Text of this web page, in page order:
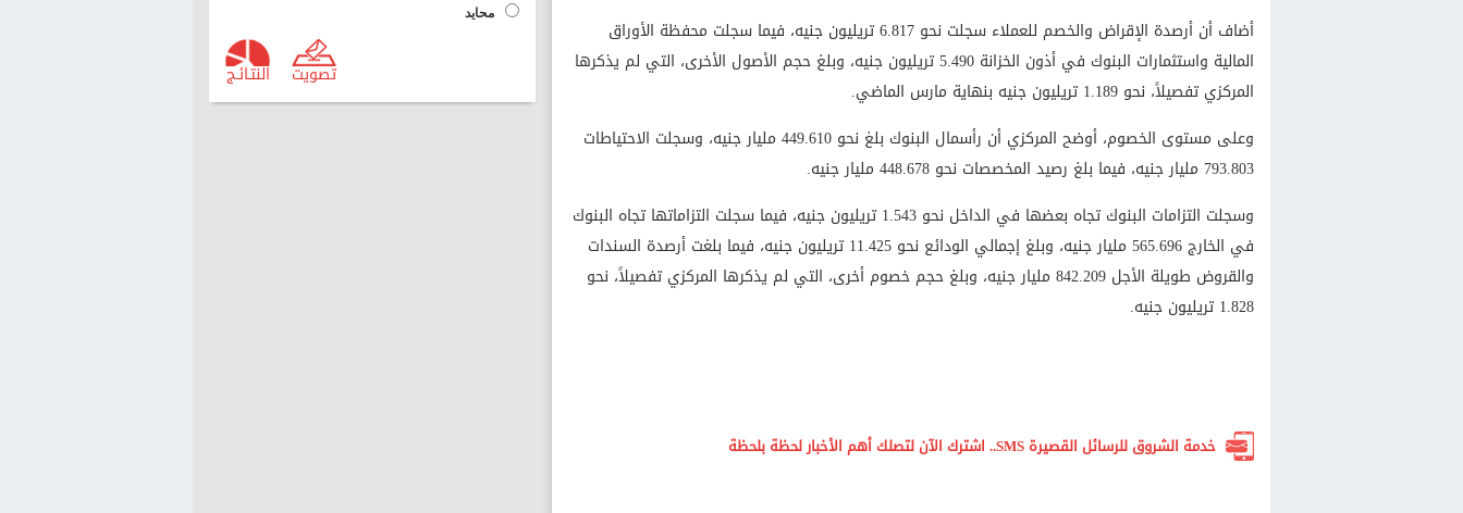
محايد
النتـائـج تصويت
أضاف أن أرصدة الإقراض والخصم للعملاء سجلت نحو 6.817 تريليون جنيه، فيما سجلت محفظة الأوراق
المالية واستثمارات البنوك في أذون الخزانة 5.490 تريليون جنيه، وبلغ حجم الأصول الأخرى، التي لم يذكرها
المركزي تفصيلاً، نحو 1.189 تريليون جنيه بنهاية مارس الماضي.
وعلى مستوى الخصوم، أوضح المركزي أن رأسمال البنوك بلغ نحو 449.610 مليار جنيه، وسجلت الاحتياطات
793.803 مليار جنيه، فيما بلغ رصيد المخصصات نحو 448.678 مليار جنيه.
وسجلت التزامات البنوك تجاه بعضها في الداخل نحو 1.543 تريليون جنيه، فيما سجلت التزاماتها تجاه البنوك
في الخارج 565.696 مليار جنيه، وبلغ إجمالي الودائع نحو 11.425 تريليون جنيه، فيما بلغت أرصدة السندات
والقروض طويلة الأجل 842.209 مليار جنيه، وبلغ حجم خصوم أخرى، التي لم يذكرها المركزي تفصيلاً، نحو
1.828 تريليون جنيه.
خدمة الشروق للرسائل القصيرة SMS.. اشترك الآن لتصلك أهم الأخبار لحظة بلحظة